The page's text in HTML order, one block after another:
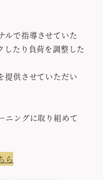
で指導させていた
したり負荷を調整した
提供させていただい
ニングに取り組めて
ら